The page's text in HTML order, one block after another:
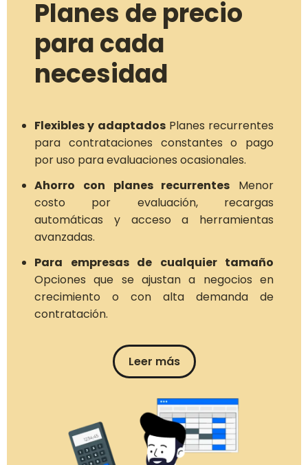
Planes de precio
para cada
necesidad
Flexibles y adaptadosPlanes recurrentes
para contrataciones constantes o pago
por uso para evaluaciones ocasionales.
Ahorro con planes recurrentes Menor
costo por evaluación, recargas
automáticas y acceso a herramientas
avanzadas.
Para empresas de cualquier tamaño
Opciones que se ajustan a negocios en
crecimiento o con alta demanda de
contratación.
Leer más